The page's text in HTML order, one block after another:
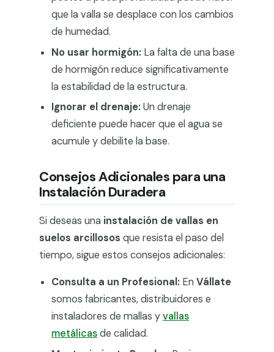
que la valla se desplace con los cambios
de humedad.
No usar hormigón: La falta de una base
de hormigón reduce significativamente
la estabilidad de la estructura.
Ignorar el drenaje:Un drenaje
deficiente puede hacer que el agua se
acumule y debilite la base.
Consejos Adicionales para una
Instalación Duradera
Si deseas una instalación de vallas en
suelos arcillosos que resista el paso del
tiempo, sigue estos consejos adicionales:
Consulta a un Profesional: En Vállate
somos fabricantes, distribuidores e
instaladores de mallas yvallas
metálicasde calidad.